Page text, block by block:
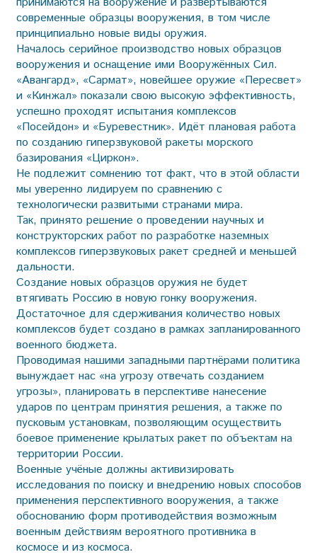
современные образцы вооружения, в том числе
принципиально новые виды оружия.
Началось серийное производство новых образцов
вооружения и оснащение ими Вооружённых Сил.
«Авангард», «Сармат», новейшее оружие «Пересвет»
и «Кинжал» показали свою высокую эффективность,
успешно проходят испытания комплексов
«Посейдон» и «Буревестник». Идёт плановая работа
по созданию гипер­звуковой ракеты морского
базирования «Циркон».
Не подлежит сомнению тот факт, что в этой области
мы уверенно лидируем по сравнению с
технологически развитыми странами мира.
Так, принято решение о проведении научных и
конструкторских работ по разработке наземных
комплексов гиперзвуковых ракет средней и меньшей
дальности.
Создание новых образцов оружия не будет
втягивать Россию в новую гонку вооружения.
Достаточное для сдерживания количество новых
комплексов будет создано в рамках запланированного
военного бюджета.
Проводимая нашими западными партнёрами политика
вынуждает нас «на угрозу отвечать созданием
угрозы», планировать в перспективе нанесение
ударов по центрам принятия решения, а также по
пусковым установкам, позволяющим осуществить
боевое применение крылатых ракет по объектам на
территории России.
Военные учёные должны активизировать
исследования по поиску и внедрению новых способов
применения перспективного вооружения, а также
обоснованию форм противодействия возможным
военным действиям вероятного противника в
космосе и из космоса.